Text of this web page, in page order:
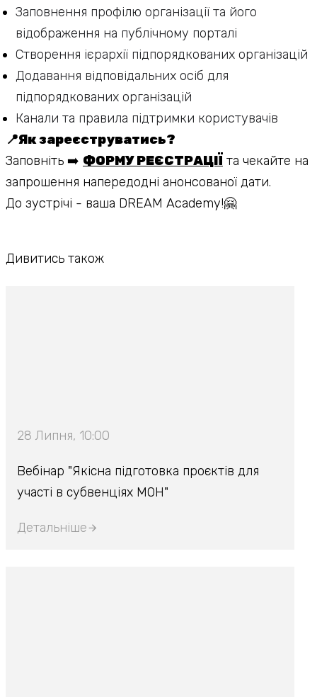
Заповнення профілю організації та його
відображення на публічному порталі
Створення ієрархії підпорядкованих організацій
Додавання відповідальних осіб для
підпорядкованих організацій
Канали та правила підтримки користувачів
📍Як зареєструватись?
Заповніть ➡️ ФОРМУ РЕЄСТРАЦІЇ та чекайте на
запрошення напередодні анонсованої дати.
До зустрічі - ваша DREAM Academy!🤗
Дивитись також
28 Липня, 10:00
Вебінар "Якісна підготовка проєктів для
участі в субвенціях МОН"
Детальніше